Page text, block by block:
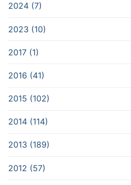
2024 (7)
2023 (10)
2017 (1)
2016 (41)
2015 (102)
2014 (114)
2013 (189)
2012 (57)